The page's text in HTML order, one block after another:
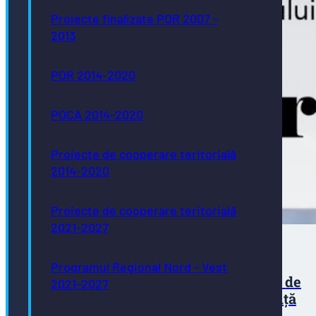
Proiecte finalizate POR 2007 -
2013
POR 2014-2020
POCA 2014-2020
Proiecte de cooperare teritorială
2014-2020
Proiecte de cooperare teritorială
2021-2027
Programul Regional Nord - Vest
2021-2027
Concurs pentru ocuparea a trei posturi de
execuție vacante la Direcţia de Asistenţă